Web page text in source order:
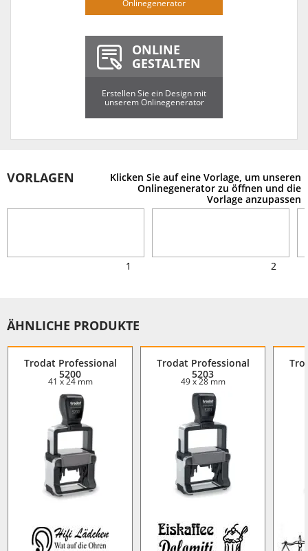
Onlinegenerator
ONLINE
GESTALTEN
Erstellen Sie ein Design mit
unserem Onlinegenerator
VORLAGEN
Klicken Sie auf eine Vorlage, um unseren
Onlinegenerator zu öffnen und die
Vorlage anzupassen
1 2
ÄHNLICHE PRODUKTE
Trodat Professional
5200
41 x 24 mm
Trodat Professional
5203
49 x 28 mm